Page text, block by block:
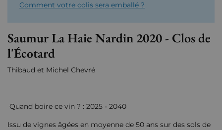
Comment votre colis sera emballé ?
Saumur La Haie Nardin 2020 - Clos de
l'Écotard
Thibaud et Michel Chevré
Quand boire ce vin ? : 2025 - 2040
Issu de vignes âgées en moyenne de 50 ans sur des sols de